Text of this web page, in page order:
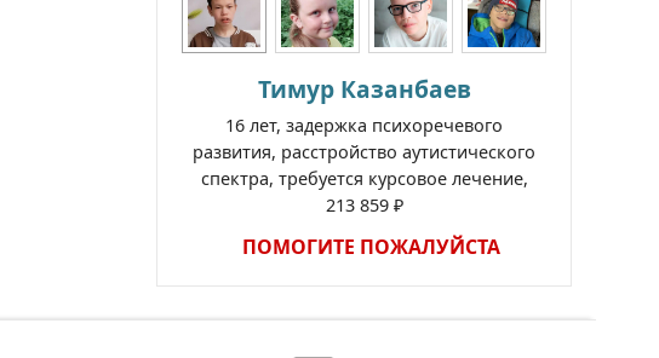
Тимур Казанбаев
16 лет, задержка психоречевого
развития, расстройство аутистического
спектра, требуется курсовое лечение,
213 859 ₽
ПОМОГИТЕ ПОЖАЛУЙСТА